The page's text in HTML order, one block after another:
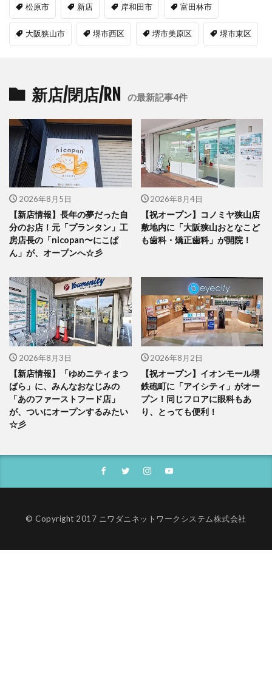
松原市 新店 岸和田市 富田林市
大阪狭山市 堺市西区 堺市美原区 堺市東区
新店/閉店/RN の最新記事4件
2026年8月5日
【新店情報】長年の夢だった自
分のお店！元「プランタン」工
房店長の「nicopan〜にこぱ
ん」が、オープンへ☆彡
2026年8月4日
【祝オープン】コノミヤ狭山店
敷地内に「大阪狭山おとなこど
も歯科・矯正歯科」が開院！
2026年8月3日
【新店情報】「ゆめニティまつ
ばら」に、みんなおなじみの
「あのファーストフード店」
が、ついにオープンするみたい
☆彡
2026年8月2日
【祝オープン】イオンモール堺
鉄砲町に「アイシティ」がオー
プン！同じフロアに眼科もあ
り、とっても便利！
© Copyright 2017 ニワダニネットワークシステム株式会社